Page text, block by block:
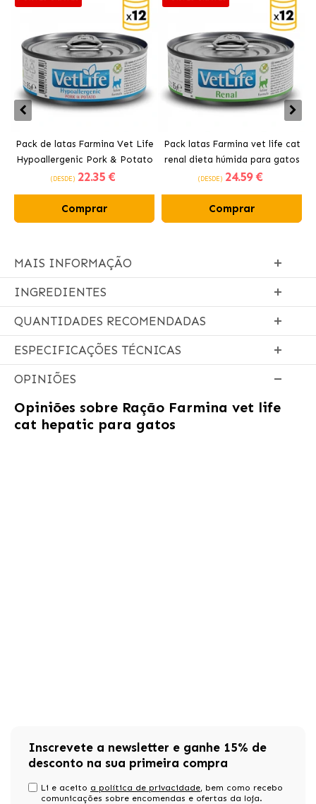
Pack de latas Farmina Vet Life
Hypoallergenic Pork & Potato
para gato com sabor a Porco.
(DESDE) 22.35 €
Comprar
Pack latas Farmina vet life cat
renal dieta húmida para gatos
com frango
(DESDE) 24.59 €
Comprar
MAIS INFORMAÇÃO
INGREDIENTES
QUANTIDADES RECOMENDADAS
ESPECIFICAÇÕES TÉCNICAS
OPINIÕES
Opiniões sobre Ração Farmina vet life
cat hepatic para gatos
Inscrevete a newsletter e ganhe 15% de
desconto na sua primeira compra
Li e aceito a política de privacidade, bem como recebo
comunicações sobre encomendas e ofertas da loja.